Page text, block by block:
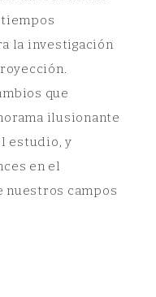
tiempos
la investigación
que
ilusionante
estudio, y
en el
nuestros campos